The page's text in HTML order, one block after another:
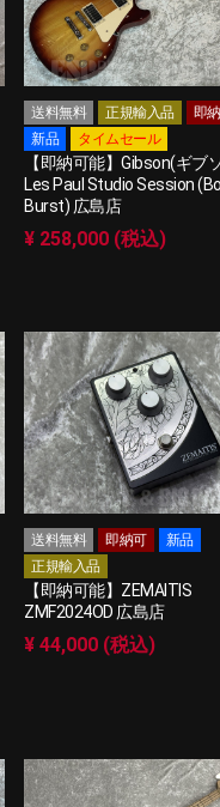
送料無料 正規輸入品
即
新品
タイムセール
【即納可能】Gibson(ギブ
Les Paul Studio Session
Burst) 広島店
¥ 258,000 (税込)
送料無料 即納可
新品
正規輸入品
【即納可能】ZEMAITIS
ZMF2024OD 広島店
¥ 44,000 (税込)